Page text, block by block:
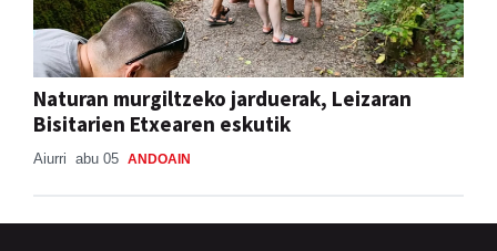
Naturan murgiltzeko jarduerak, Leizaran
Bisitarien Etxearen eskutik
Aiurri abu 05 ANDOAIN